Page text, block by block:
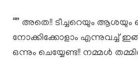
“” അതെ!! ടീച്ചറെയും
നോക്കിക്കോളാം എന്നുവച്ച്
ഒന്നും ചെയ്യേണ്ട!! നമ്മൾ